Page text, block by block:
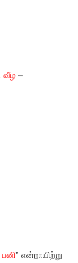
வீழ –
” என்றாயிற்று